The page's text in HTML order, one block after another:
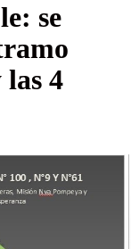
se
las 4